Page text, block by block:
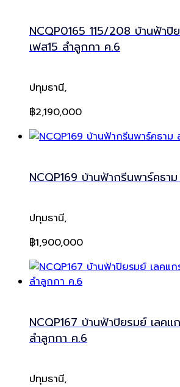
NCQP0165 115/208 บ้านฟ้าปิ
เฟส15 ลำลูกกา ค.6
ปทุมธานี,
฿2,190,000
NCQP169 บ้านฟ้ากรีนพาร์คธา
ปทุมธานี,
฿1,900,000
NCQP167 บ้านฟ้าปิยรมย์ เลคแ
ลำลูกกา ค.6
ปทุมธานี,